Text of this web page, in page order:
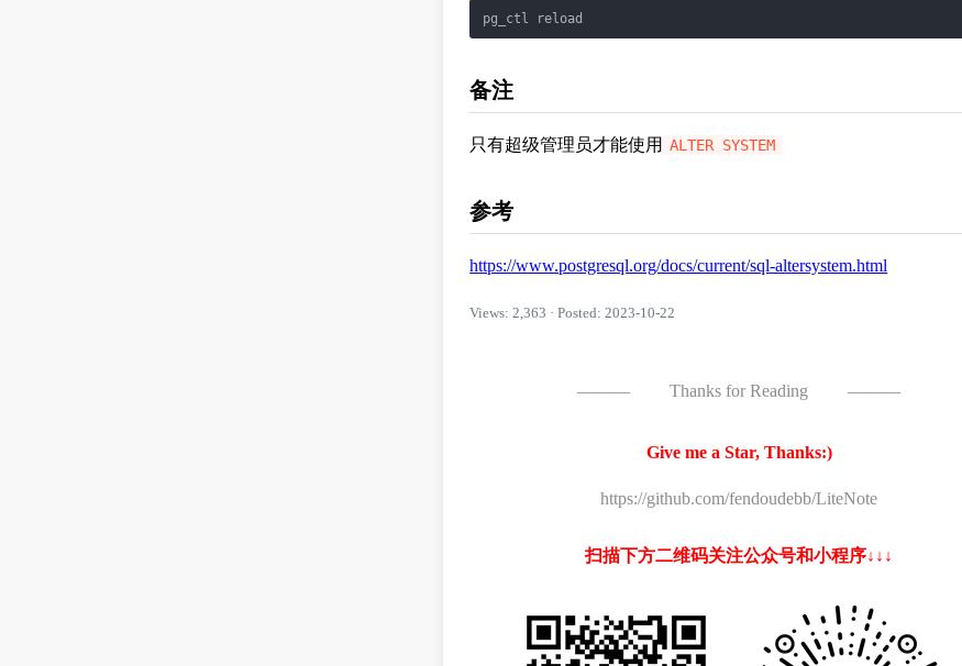
pg_ctl reload
备注
只有超级管理员才能使用 ALTER SYSTEM
参考
https://www.postgresql.org/docs/current/sql-altersystem.html
Views: 2,363 · Posted: 2023-10-22
——— Thanks for Reading ———
Give me a Star, Thanks:)
https://github.com/fendoudebb/LiteNote
扫描下方二维码关注公众号和小程序↓↓↓